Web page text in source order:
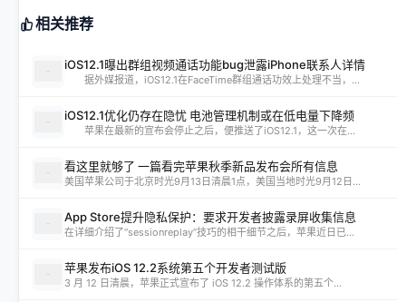
相关推荐
iOS12.1曝出群组视频通话功能bug泄露iPhone联系人详情
据外媒报道，iOS12.1在FaceTime群组通话功效上处理不当，...
iOS12.1优化仍存在隐忧 电池管理机制或在低电量下降频
苹果在最新的宣布会停止之后，便推送了iOS12.1，这一次在...
看这里就够了 一篇看完苹果秋季新品发布会所有信息
美国苹果公司于北京时光9月13日清晨1点，美国当地时光9月12日...
App Store提升隐私保护：要求开发者披露录屏收集信息
在详细介绍了“sessionreplay”技巧的相干细节之后，苹果近日已...
苹果发布iOS 12.2系统第五个开发者测试版
3 月 12 日清晨，苹果正式宣布了 iOS 12.2 操作体系的第五个...